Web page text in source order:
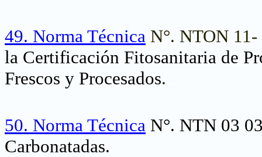
49. Norma Técnica N°. NTON
la Certificación Fitosanitaria de
Frescos y Procesados.
50. Norma Técnica N°. NTN 03
Carbonatadas.